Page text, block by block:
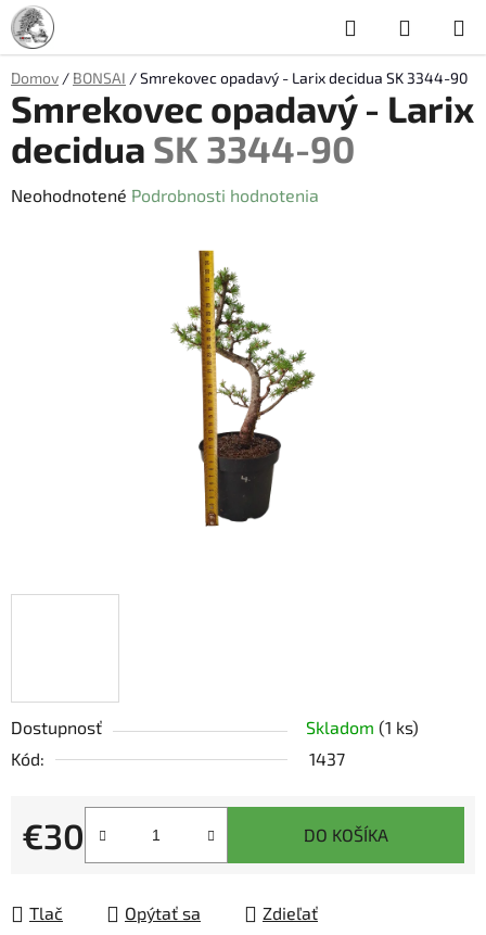
Prejsť
na
obsah
Hľadať
KOŠÍK
Domov / BONSAI /Smrekovec opadavý - Larix decidua SK 3344-90
Dostupnosť Skladom (1 ks)
Kód:
1437
€30
Jednotková cena:
DO KOŠÍKA
Tlač Opýtať sa Zdieľať
Smrekovec opadavý - Larix
decidua SK 3344-90
Priemerné
Neohodnotené Podrobnosti hodnotenia